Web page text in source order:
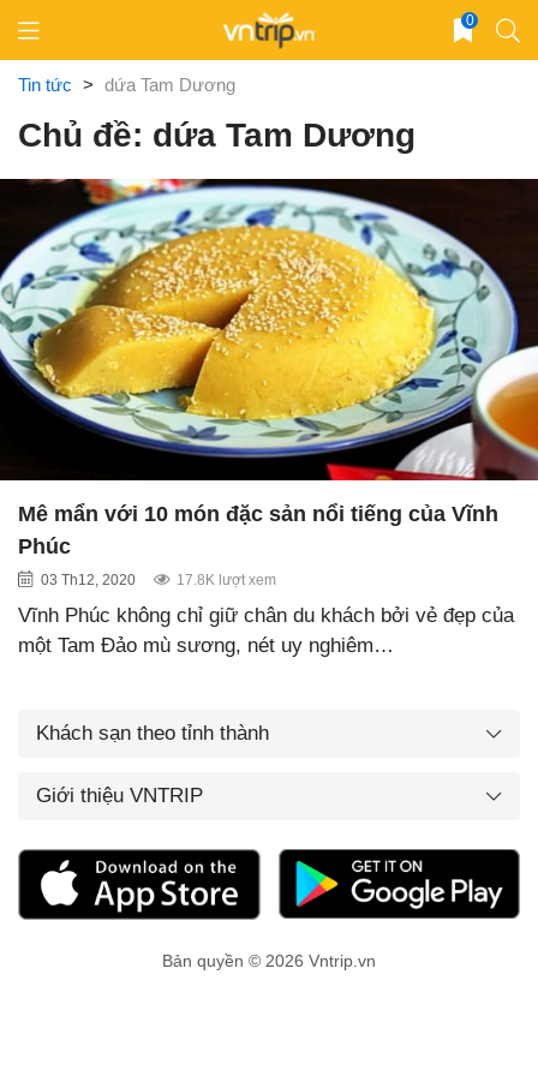
content
0
Tin tức > dứa Tam Dương
Chủ đề: dứa Tam Dương
Mê mẩn với 10 món đặc sản nổi tiếng của Vĩnh
Phúc
03 Th12, 2020 17.8K lượt xem
Vĩnh Phúc không chỉ giữ chân du khách bởi vẻ đẹp của
một Tam Đảo mù sương, nét uy nghiêm…
Khách sạn theo tỉnh thành
Giới thiệu VNTRIP
Bản quyền © 2026 Vntrip.vn